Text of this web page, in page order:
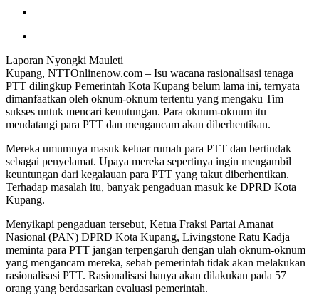
Laporan Nyongki Mauleti
Kupang, NTTOnlinenow.com – Isu wacana rasionalisasi tenaga
PTT dilingkup Pemerintah Kota Kupang belum lama ini, ternyata
dimanfaatkan oleh oknum-oknum tertentu yang mengaku Tim
sukses untuk mencari keuntungan. Para oknum-oknum itu
mendatangi para PTT dan mengancam akan diberhentikan.
Mereka umumnya masuk keluar rumah para PTT dan bertindak
sebagai penyelamat. Upaya mereka sepertinya ingin mengambil
keuntungan dari kegalauan para PTT yang takut diberhentikan.
Terhadap masalah itu, banyak pengaduan masuk ke DPRD Kota
Kupang. ‎
Menyikapi pengaduan tersebut, Ketua Fraksi Partai Amanat
Nasional (PAN) DPRD Kota Kupang, Livingstone Ratu Kadja
meminta para PTT jangan terpengaruh dengan ulah oknum-oknum
yang mengancam mereka, sebab pemerintah tidak akan melakukan
rasionalisasi PTT. Rasionalisasi hanya akan dilakukan pada 57
orang yang berdasarkan evaluasi pemerintah.